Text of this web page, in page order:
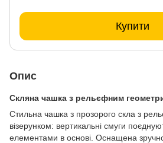
Купити
Опис
Скляна чашка з рельєфним
Стильна чашка з прозорого скла з
візерунком: вертикальні смуги
елементами в основі. Оснащена